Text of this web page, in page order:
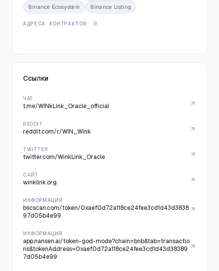
Binance Ecosystem Binance Listing
АДРЕСА КОНТРАКТОВ · 0
Ссылки
ЧАТ
t.me/WINkLink_Oracle_official
REDDIT
reddit.com/r/WIN_Wink
TWITTER
twitter.com/WinkLink_Oracle
САЙТ
winklink.org
ИНФОРМАЦИЯ
bscscan.com/token/0xaef0d72a118ce24fee3cd1d43d3838
97d05b4e99
ИНФОРМАЦИЯ
app.nansen.ai/token-god-mode?chain=bnb&tab=transactio
ns&tokenAddress=0xaef0d72a118ce24fee3cd1d43d38389
7d05b4e99